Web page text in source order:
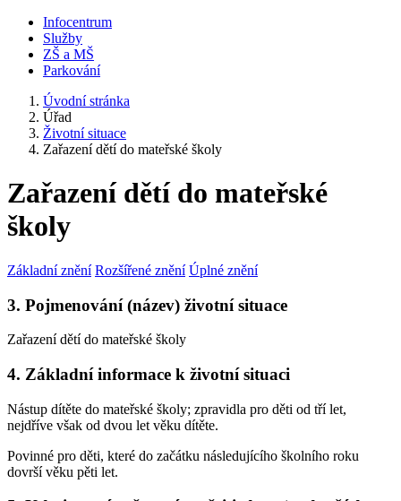
Infocentrum
Služby
ZŠ a MŠ
Parkování
Úvodní stránka
Úřad
Životní situace
Zařazení dětí do mateřské školy
Zařazení dětí do mateřské
školy
Základní znění Rozšířené znění Úplné znění
3. Pojmenování (název) životní situace
Zařazení dětí do mateřské školy
4. Základní informace k životní situaci
Nástup dítěte do mateřské školy; zpravidla pro děti od tří let,
nejdříve však od dvou let věku dítěte.
Povinné pro děti, které do začátku následujícího školního roku
dovrší věku pěti let.